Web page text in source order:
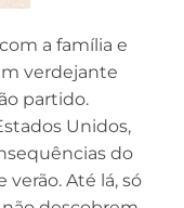
a família e
verdejante
partido.
Unidos,
do
Até lá, só